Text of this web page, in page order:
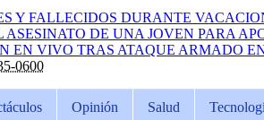
Y FALLECIDOS DURANTE
DE UNA JOVEN PARA
EN VIVO TRAS ATAQUE ARMADO
0600
Opinión Salud